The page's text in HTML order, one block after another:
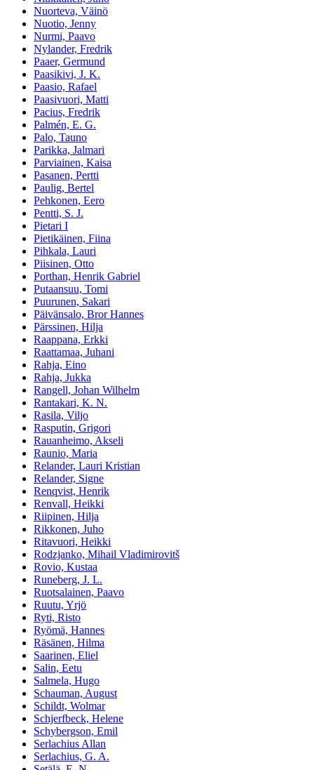
Nuorteva, Väinö
Nuotio, Jenny
Nurmi, Paavo
Nylander, Fredrik
Paaer, Germund
Paasikivi, J. K.
Paasio, Rafael
Paasivuori, Matti
Pacius, Fredrik
Palmén, E. G.
Palo, Tauno
Parikka, Jalmari
Parviainen, Kaisa
Pasanen, Pertti
Paulig, Bertel
Pehkonen, Eero
Pentti, S. J.
Pietari I
Pietikäinen, Fiina
Pihkala, Lauri
Piisinen, Otto
Porthan, Henrik Gabriel
Putaansuu, Tomi
Puurunen, Sakari
Päivänsalo, Bror Hannes
Pärssinen, Hilja
Raappana, Erkki
Raattamaa, Juhani
Rahja, Eino
Rahja, Jukka
Rangell, Johan Wilhelm
Rantakari, K. N.
Rasila, Viljo
Rasputin, Grigori
Rauanheimo, Akseli
Raunio, Maria
Relander, Lauri Kristian
Relander, Signe
Renqvist, Henrik
Renvall, Heikki
Riipinen, Hilja
Rikkonen, Juho
Ritavuori, Heikki
Rodzjanko, Mihail Vladimirovitš
Rovio, Kustaa
Runeberg, J. L.
Ruotsalainen, Paavo
Ruutu, Yrjö
Ryti, Risto
Ryömä, Hannes
Räsänen, Hilma
Saarinen, Eliel
Salin, Eetu
Salmela, Hugo
Schauman, August
Schildt, Wolmar
Schjerfbeck, Helene
Schybergson, Emil
Serlachius Allan
Serlachius, G. A.